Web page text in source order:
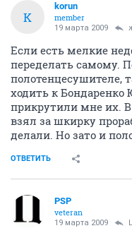
K
korun
member
19 марта 2009
Если есть мелкие
переделать самому.
полотенцесушителе,
ходить к
прикрутили мне их.
взял за шкирку
делали. Но зато и
ОТВЕТИТЬ
PSP
veteran
19 марта 2009